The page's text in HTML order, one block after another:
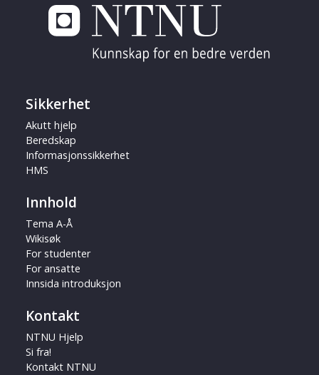
Sikkerhet
Akutt hjelp
Beredskap
Informasjonssikkerhet
HMS
Innhold
Tema A-Å
Wikisøk
For studenter
For ansatte
Innsida introduksjon
Kontakt
NTNU Hjelp
Si fra!
Kontakt NTNU